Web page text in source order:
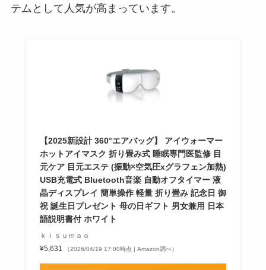
テムとして人気が高まっています。
【2025新設計 360°エアバッグ】 アイウォーマー
ホットアイマスク 折り畳み式 睡眠専門医監修 目
元ケア 目元エステ (振動×空気圧xグラフェン加熱)
USB充電式 Bluetooth音楽 自動オフタイマー 液
晶ディスプレイ 簡単操作 軽量 折り畳み 記念日 御
祝 誕生日プレゼント 母の日ギフト 男女兼用 日本
語説明書付 ホワイト
ｋｉｓｕｍａｏ
¥5,631
（2026/04/19 17:00時点 | Amazon調べ）